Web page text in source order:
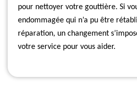
pour nettoyer votre gouttière. Si
endommagée qui n’a pu être
réparation, un changement
votre service pour vous aider.